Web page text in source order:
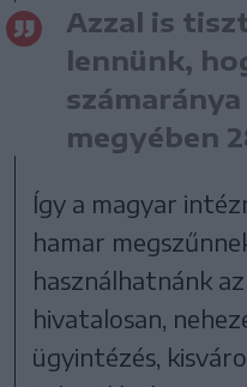
Azzal is
lennünk,
megyében
Így a magyar
hamar
használhatnánk
hivatalosan,
ügyintézés,